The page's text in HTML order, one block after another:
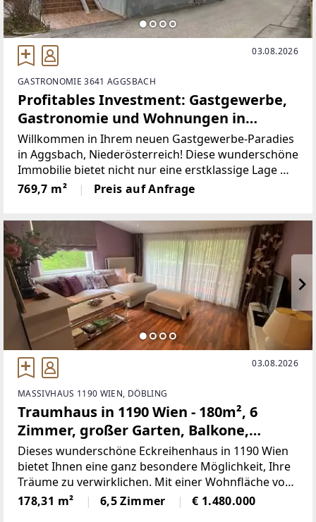
03.08.2026
GASTRONOMIE 3641 AGGSBACH
Profitables Investment: Gastgewerbe,
Gastronomie und Wohnungen in
Aggsbach - Niederösterreich
Willkommen in Ihrem neuen Gastgewerbe-Paradies
in Aggsbach, Niederösterreich! Diese wunderschöne
Immobilie bietet nicht nur eine erstklassige Lage mit
atemberaubendem Fernblick, sondern auch eine
perfekte Kombination aus Gastronomie und
769,7 m² Preis auf Anfrage
03.08.2026
MASSIVHAUS 1190 WIEN, DÖBLING
Traumhaus in 1190 Wien - 180m², 6
Zimmer, großer Garten, Balkone,
Terrasse, Stellplatz uvm.
Dieses wunderschöne Eckreihenhaus in 1190 Wien
bietet Ihnen eine ganz besondere Möglichkeit, Ihre
Träume zu verwirklichen. Mit einer Wohnfläche von
180m² ist das Haus perfekt für eine Familie
geeignet. Es verfügt über 6 Zimmer und ist in einem
178,31 m² 6,5 Zimmer € 1.480.000